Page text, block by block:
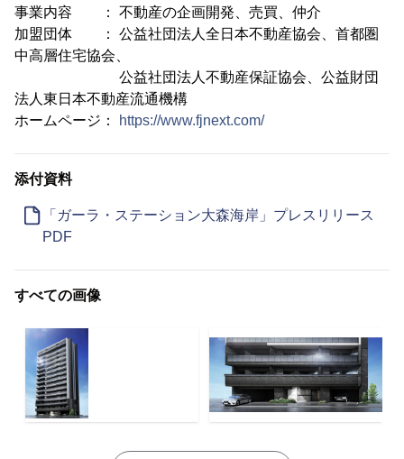
事業内容 ： 不動産の企画開発、売買、仲介
加盟団体 ： 公益社団法人全日本不動産協会、首都圏
中高層住宅協会、
公益社団法人不動産保証協会、公益財団
法人東日本不動産流通機構
ホームページ：
https://www.fjnext.com/
添付資料
「ガーラ・ステーション大森海岸」プレスリリース
PDF
すべての画像